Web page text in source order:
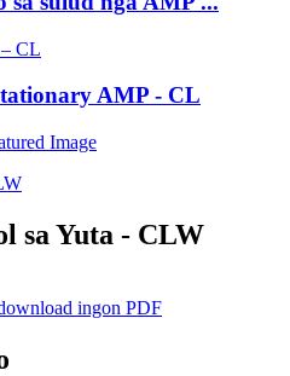
AMP - CL
sa Yuta - CLW
ingon PDF